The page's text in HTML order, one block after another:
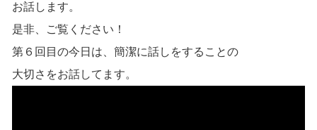
お話します。
是非、ご覧ください！
第６回目の今日は、簡潔に話しをすることの
大切さをお話してます。